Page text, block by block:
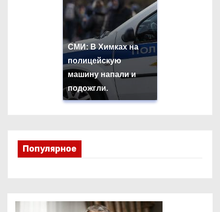
СМИ: В Химках на
полицейскую
машину напали и
подожгли.
Популярное